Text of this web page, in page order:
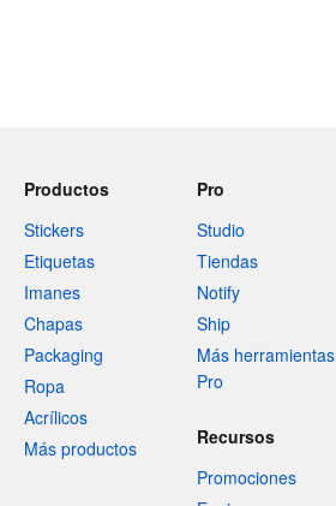
Productos
Stickers
Etiquetas
Imanes
Chapas
Packaging
Ropa
Acrílicos
Más productos
Pro
Studio
Tiendas
Notify
Ship
Más herramientas
Pro
Recursos
Promociones